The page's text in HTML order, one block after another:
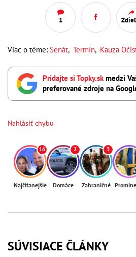
1
Viac o téme: Senát, Termín, Kauza
Pridajte si Topky.skmedzi
preferované zdroje na
Nahlásiť chybu
16
Najčítanejšie
2
Domáce
3
Zahraničné
SÚVISIACE ČLÁNKY